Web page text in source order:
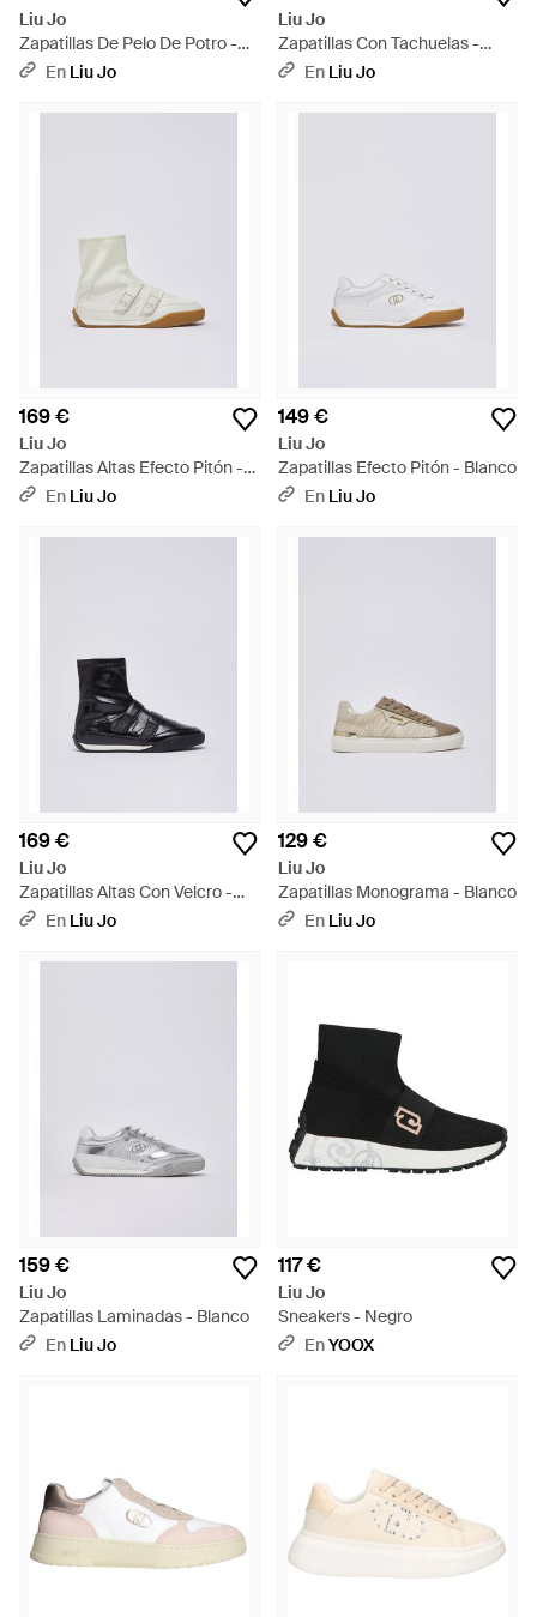
Liu Jo
Zapatillas De Pelo De Potro -
Blanco
En Liu Jo
Liu Jo
Zapatillas Con Tachuelas -
Blanco
En Liu Jo
169 €
Liu Jo
Zapatillas Altas Efecto Pitón -
Blanco
En Liu Jo
149 €
Liu Jo
Zapatillas Efecto Pitón - Blanco
En Liu Jo
169 €
Liu Jo
Zapatillas Altas Con Velcro -
Blanco
En Liu Jo
129 €
Liu Jo
Zapatillas Monograma - Blanco
En Liu Jo
159 €
Liu Jo
Zapatillas Laminadas - Blanco
En Liu Jo
117 €
Liu Jo
Sneakers - Negro
EnYOOX